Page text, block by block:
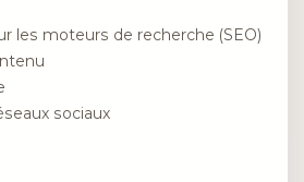
les moteurs de recherche (SEO)
sociaux